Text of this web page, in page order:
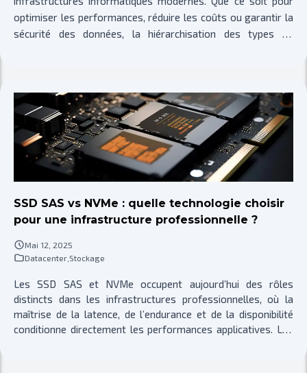
optimiser les performances, réduire les coûts ou garantir la
sécurité des données, la hiérarchisation des types de
SSD SAS vs NVMe : quelle technologie choisir
pour une infrastructure professionnelle ?
Mai 12, 2025
Datacenter Stockage
Les SSD SAS et NVMe occupent aujourd’hui des rôles
distincts dans les infrastructures professionnelles, où la
maîtrise de la latence, de l’endurance et de la disponibilité
conditionne directement les performances applicatives. Les